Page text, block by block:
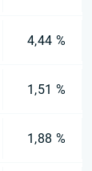
4,44 %
1,51 %
1,88 %